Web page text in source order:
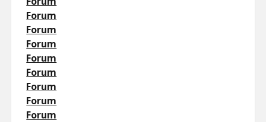
Forum
Forum
Forum
Forum
Forum
Forum
Forum
Forum